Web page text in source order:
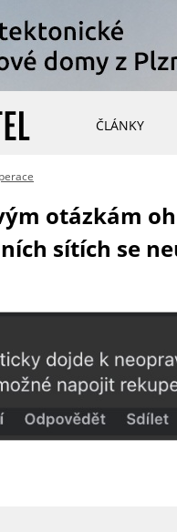
ČLÁNKY
otázkám
sítích se